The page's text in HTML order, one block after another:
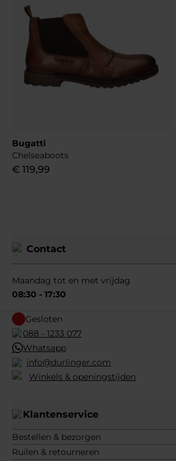
Bugatti
Chelseaboots
€ 119,99
Contact
Maandag tot en met vrijdag
08:30 - 17:30
Gesloten
088 - 1233 077
Whatsapp
info@durlinger.com
Winkels & openingstijden
Klantenservice
Bestellen & bezorgen
Ruilen & retourneren